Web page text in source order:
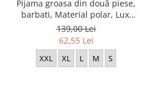
Pijama groasa din două piese,
barbati, Material polar, Lux,
Baki1838 100%micro
139,00 Lei
62,55 Lei
XXL XL L M S